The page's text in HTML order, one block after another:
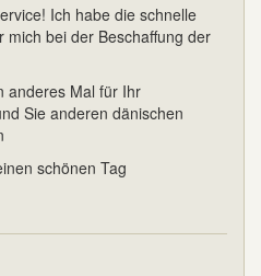
Ich habe die schnelle
bei der Beschaffung der
anderes Mal für Ihr
Sie anderen dänischen
schönen Tag